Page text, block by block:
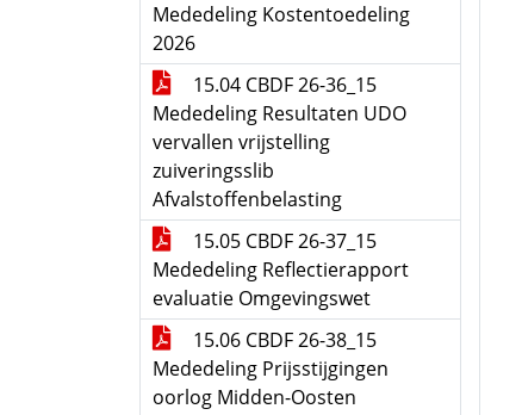
Mededeling Kostentoedeling
2026
15.04 CBDF 26-36_15
Mededeling Resultaten UDO
vervallen vrijstelling
zuiveringsslib
Afvalstoffenbelasting
15.05 CBDF 26-37_15
Mededeling Reflectierapport
evaluatie Omgevingswet
15.06 CBDF 26-38_15
Mededeling Prijsstijgingen
oorlog Midden-Oosten